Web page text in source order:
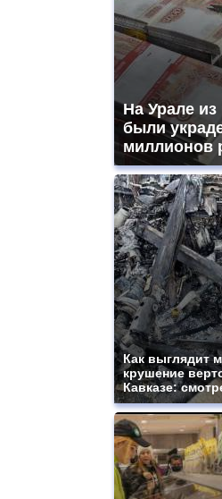
На Урале из
были
миллионов
Как выглядит
крушение
Кавказе: